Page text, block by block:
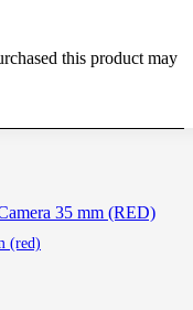
this product may
(red)